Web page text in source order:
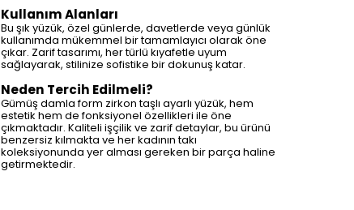
Kullanım Alanları
Bu şık yüzük, özel günlerde, davetlerde veya günlük
kullanımda mükemmel bir tamamlayıcı olarak öne
çıkar. Zarif tasarımı, her türlü kıyafetle uyum
sağlayarak, stilinize sofistike bir dokunuş katar.
Neden Tercih Edilmeli?
Gümüş damla form zirkon taşlı ayarlı yüzük, hem
estetik hem de fonksiyonel özellikleri ile öne
çıkmaktadır. Kaliteli işçilik ve zarif detaylar, bu ürünü
benzersiz kılmakta ve her kadının takı
koleksiyonunda yer alması gereken bir parça haline
getirmektedir.